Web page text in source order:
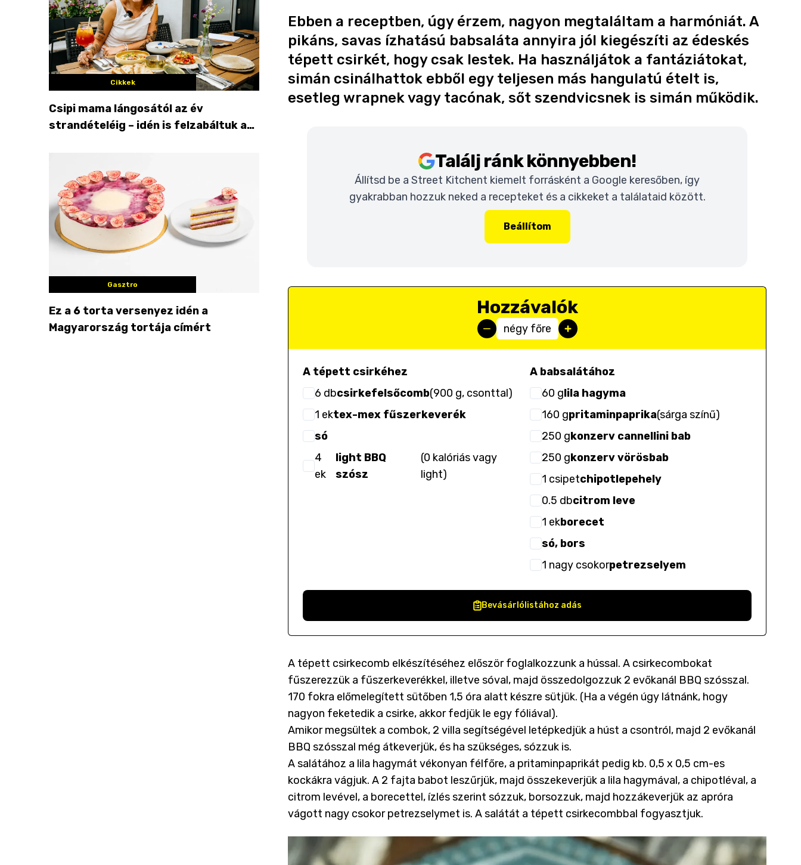
Cikkek
Csipi mama lángosától az év
strandételéig – idén is felzabáltuk a
Gasztro
Ez a 6 torta versenyez idén a
Magyarország tortája címért
Ebben a receptben, úgy érzem, nagyon megtaláltam a harmóniát. A
pikáns, savas ízhatású babsaláta annyira jól kiegészíti az édeskés
tépett csirkét, hogy csak lestek. Ha használjátok a fantáziátokat,
simán csinálhattok ebből egy teljesen más hangulatú ételt is,
esetleg wrapnek vagy tacónak, sőt szendvicsnek is simán működik.
Találj ránk könnyebben!
Állítsd be a Street Kitchent kiemelt forrásként a Google keresőben, így
gyakrabban hozzuk neked a recepteket és a cikkeket a találataid között.
Beállítom
Hozzávalók
négy főre
A tépett csirkéhez
6 dbcsirkefelsőcomb(900 g, csonttal)
1 ektex-mex fűszerkeverék
só
4
ek
light BBQ
szósz
(0 kalóriás vagy
light)
A babsalátához
60 glila hagyma
160 gpritaminpaprika(sárga színű)
250 gkonzerv cannellini bab
250 gkonzerv vörösbab
1 csipetchipotlepehely
0.5 dbcitrom leve
1 ekborecet
só, bors
1 nagy csokorpetrezselyem
Bevásárlólistához adás
A tépett csirkecomb elkészítéséhez először foglalkozzunk a hússal. A csirkecombokat
fűszerezzük a fűszerkeverékkel, illetve sóval, majd összedolgozzuk 2 evőkanál BBQ szósszal.
170 fokra előmelegített sütőben 1,5 óra alatt készre sütjük. (Ha a végén úgy látnánk, hogy
nagyon feketedik a csirke, akkor fedjük le egy fóliával).
Amikor megsültek a combok, 2 villa segítségével letépkedjük a húst a csontról, majd 2 evőkanál
BBQ szósszal még átkeverjük, és ha szükséges, sózzuk is.
A salátához a lila hagymát vékonyan félfőre, a pritaminpaprikát pedig kb. 0,5 x 0,5 cm-es
kockákra vágjuk. A 2 fajta babot leszűrjük, majd összekeverjük a lila hagymával, a chipotléval, a
citrom levével, a borecettel, ízlés szerint sózzuk, borsozzuk, majd hozzákeverjük az apróra
vágott nagy csokor petrezselymet is. A salátát a tépett csirkecombbal fogyasztjuk.